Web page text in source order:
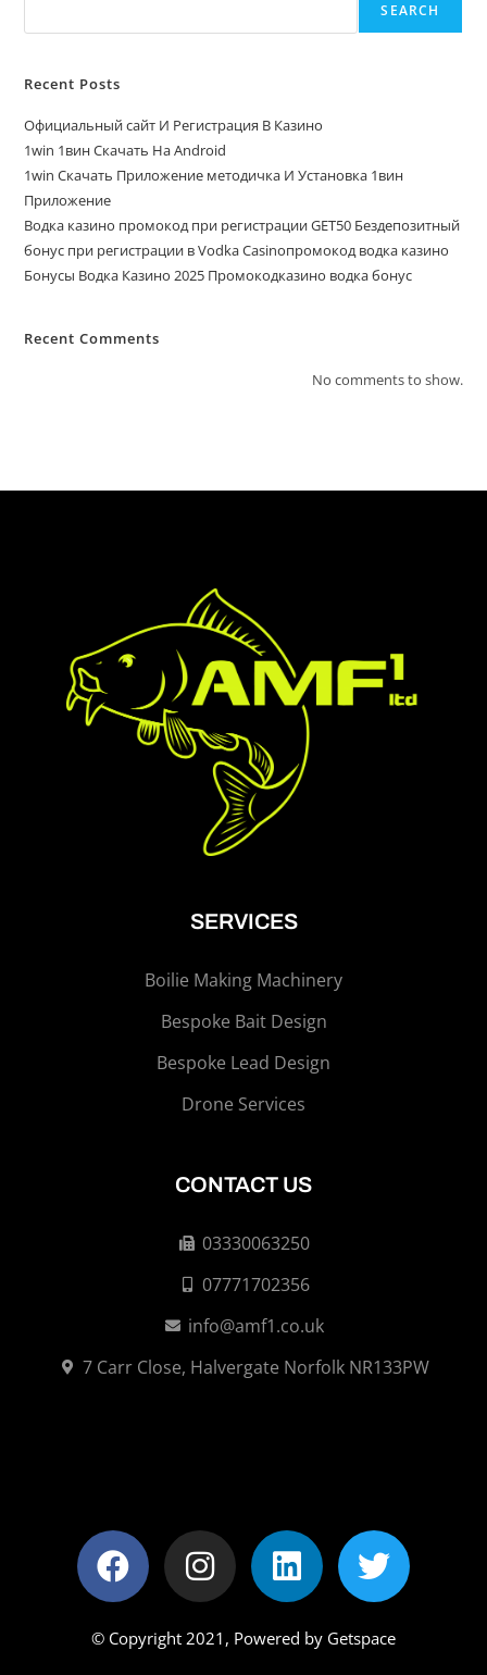
SEARCH
Recent Posts
Официальный сайт И Регистрация В Казино
1win 1вин Скачать На Android
1win Скачать Приложение методичка И Установка 1вин
Приложение
Водка казино промокод при регистрации GET50 Бездепозитный
бонус при регистрации в Vodka Casinoпромокод водка казино
Бонусы Водка Казино 2025 Промокодказино водка бонус
Recent Comments
No comments to show.
SERVICES
Boilie Making Machinery
Bespoke Bait Design
Bespoke Lead Design
Drone Services
CONTACT US
03330063250
07771702356
info@amf1.co.uk
7 Carr Close, Halvergate Norfolk NR133PW
© Copyright 2021, Powered by Getspace